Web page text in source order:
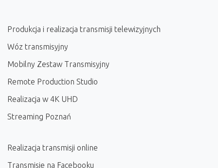
Produkcja i realizacja transmisji telewizyjnych
Wóz transmisyjny
Mobilny Zestaw Transmisyjny
Remote Production Studio
Realizacja w 4K UHD
Streaming Poznań
Realizacja transmisji online
Transmisje na Facebooku